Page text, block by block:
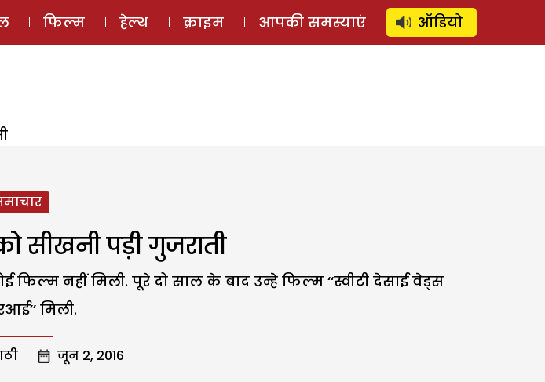
ई-मैगज़ीन ऑडियो स्टोरी लॉग इन ⚲ SUBSCRIBE
फिल्म हेल्थ क्राइम आपकी समस्याएं ऑडियो
सीखनी पड़ी गुजराती
फिल्म नहीं मिली. पूरे दो साल के बाद उन्हे फिल्म ‘‘स्वीटी देसाई वेड्स
मिली.
जून 2, 2016